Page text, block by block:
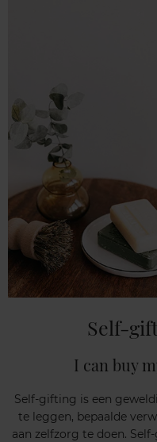
Self-
I can buy
Self-gifting is een
te leggen, bepaalde
aan zelfzorg te doen.